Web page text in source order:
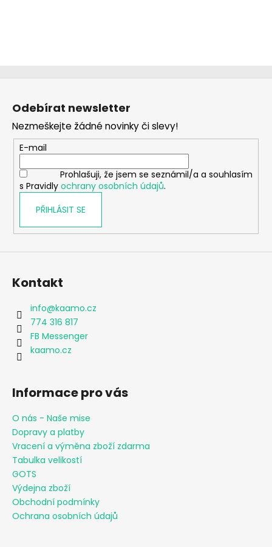
Z
Odebírat newsletter
Nezmeškejte žádné novinky či slevy!
E-mail
Prohlašuji, že jsem se seznámil/a a souhlasím
s Pravidly ochrany osobních údajů.
PŘIHLÁSIT SE
Kontakt
info@kaamo.cz
774 316 817
FB Messenger
kaamo.cz
Informace pro vás
O nás - Naše mise
Dopravy a platby
Vracení a výměna zboží zdarma
Tabulka velikostí
GOTS
Výdejna zboží
Obchodní podmínky
Ochrana osobních údajů